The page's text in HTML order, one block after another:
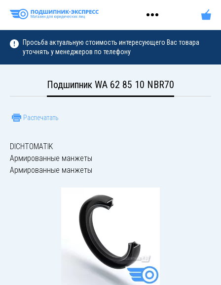
Просьба актуальную стоимость интересующего Вас товара
уточнять у менеджеров по телефону
Подшипник WA 62 85 10 NBR70
Распечатать
DICHTOMATIK
Армированные манжеты
Армированные манжеты